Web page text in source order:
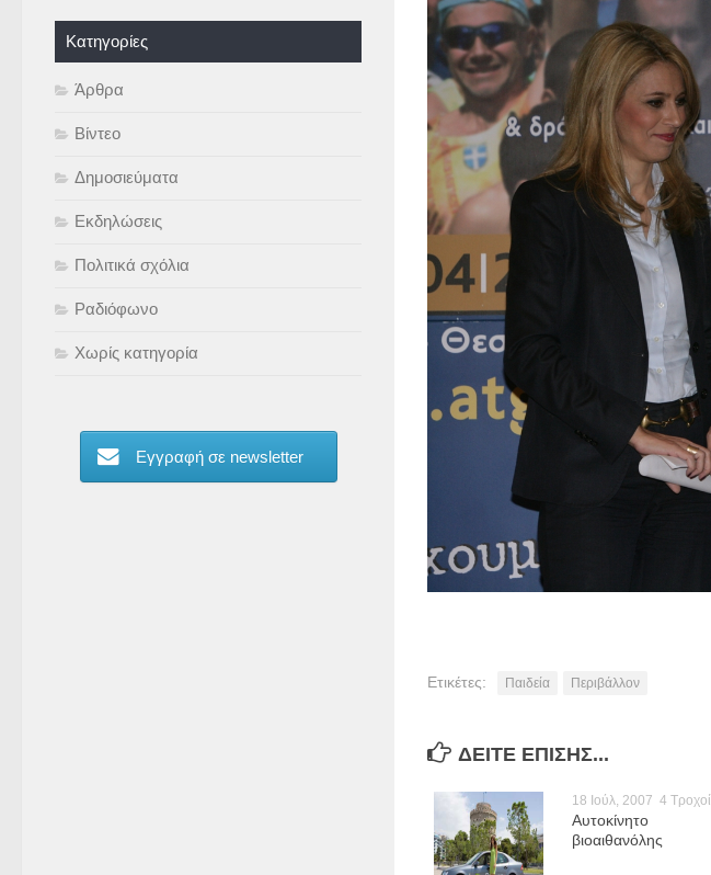
Ετικέτες: Παιδεία Περιβάλλον
ΔΕΊΤΕ ΕΠΊΣΗΣ...
18 Ιούλ, 2007 4 Τροχοί
Αυτοκίνητο
βιοαιθανόλης
Kατηγορίες
Άρθρα
Βίντεο
Δημοσιεύματα
Εκδηλώσεις
Πολιτικά σχόλια
Ραδιόφωνο
Χωρίς κατηγορία
Εγγραφή σε newsletter